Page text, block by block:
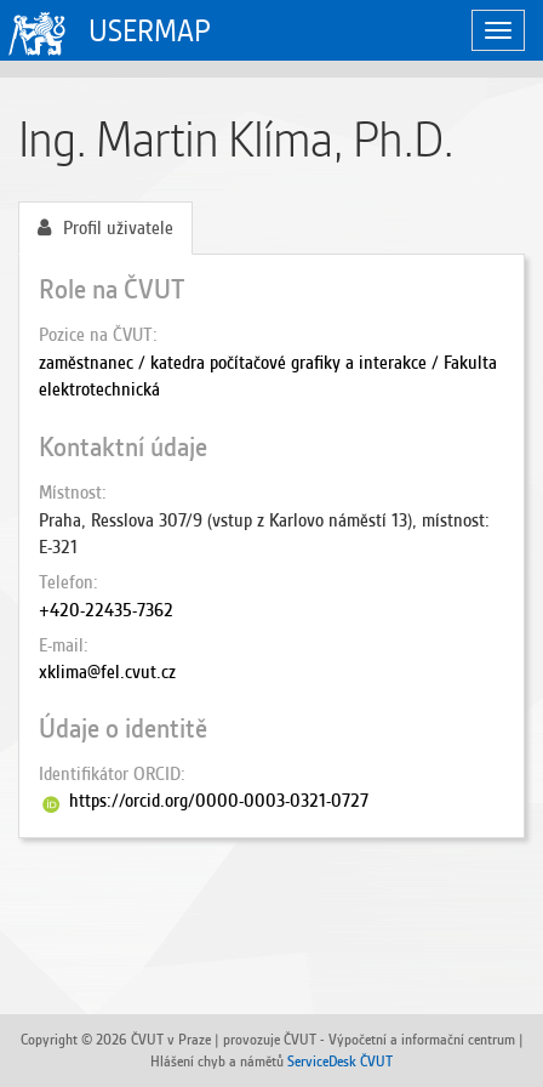
USERMAP
Ing. Martin Klíma, Ph.D.
Profil uživatele
Role na ČVUT
Pozice na ČVUT
zaměstnanec / katedra počítačové grafiky a interakce / Fakulta
elektrotechnická
Kontaktní údaje
Místnost
Praha, Resslova 307/9 (vstup z Karlovo náměstí 13), místnost:
E-321
Telefon
+420-22435-7362
E-mail
xklima@fel.cvut.cz
Údaje o identitě
Identifikátor ORCID
https://orcid.org/0000-0003-0321-0727
Copyright © 2026 ČVUT v Praze | provozuje ČVUT - Výpočetní a informační centrum |
Hlášení chyb a námětů ServiceDesk ČVUT